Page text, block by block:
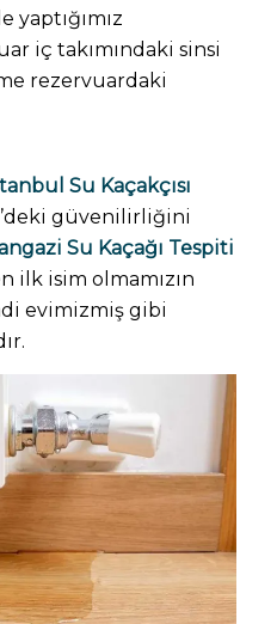
iç takımındaki sinsi
rezervuardaki
Su Kaçakçısı
güvenilirliğini
Su Kaçağı Tespiti
ilk isim olmamızın
evimizmiş gibi